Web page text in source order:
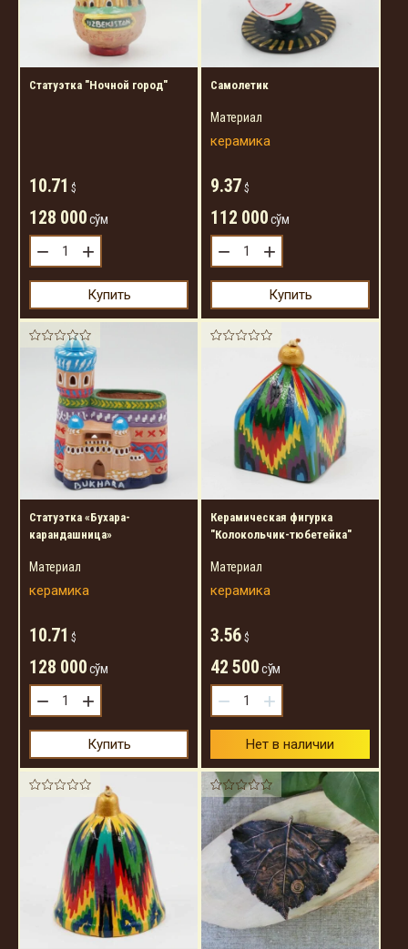
Статуэтка "Ночной город"
10.71 $
128 000сўм
− +
Купить
Самолетик
Материал
керамика
9.37 $
112 000сўм
− +
Купить
Статуэтка «Бухара-
карандашница»
Материал
керамика
10.71 $
128 000сўм
− +
Купить
Керамическая фигурка
"Колокольчик-тюбетейка"
Материал
керамика
3.56 $
42 500сўм
− +
Нет в наличии